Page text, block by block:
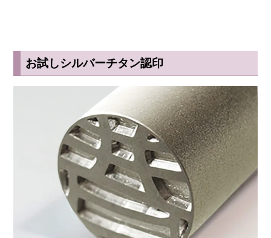
は、篆書体の中でも印篆を使用し作成していま
す。紙幣に捺される由緒正しき書体です。彫刻を
行う文字数やバランスによって、書体サンプルと
は異なり「上下左右の余白が広い場合や狭い場
合」がありますので、ご希望があるお客様は備考
欄にお書き添え下さい。
お試しシルバーチタン認印